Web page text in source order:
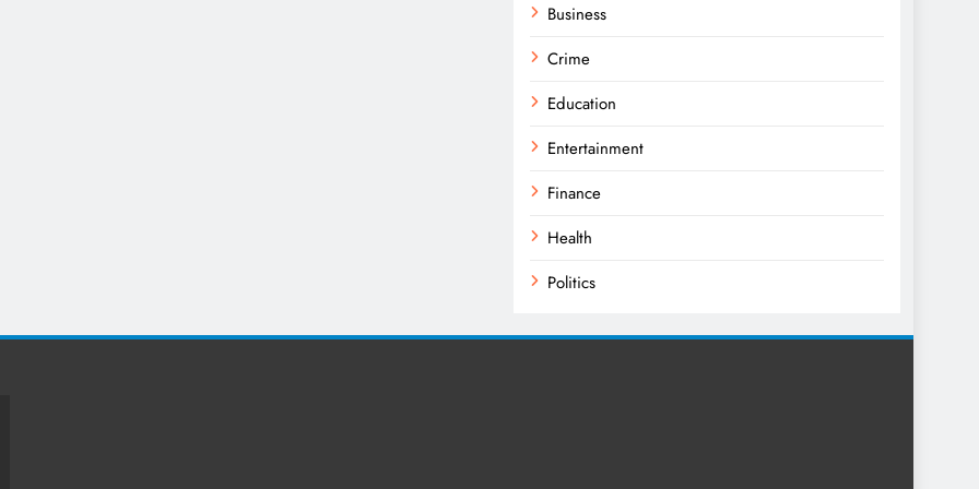
Business
Crime
Education
Entertainment
Finance
Health
Politics